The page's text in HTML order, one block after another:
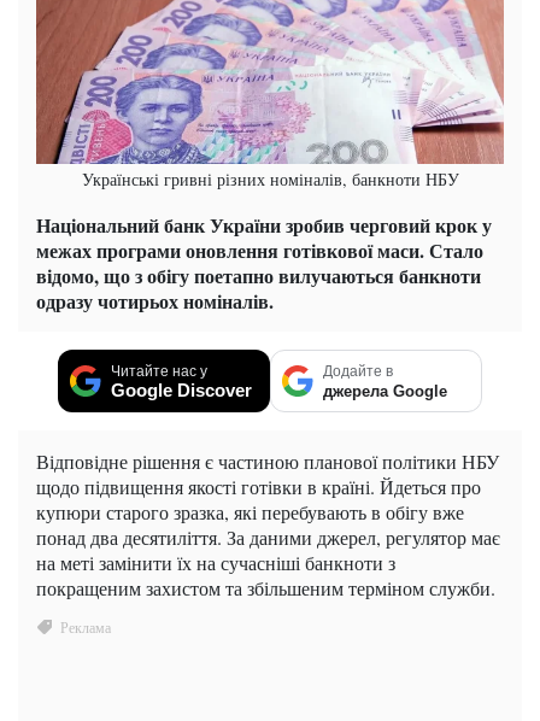
Українські гривні різних номіналів, банкноти НБУ
Національний банк України зробив черговий крок у
межах програми оновлення готівкової маси. Стало
відомо, що з обігу поетапно вилучаються банкноти
одразу чотирьох номіналів.
Читайте нас у
Google Discover
Додайте в
джерела Google
Відповідне рішення є частиною планової політики НБУ
щодо підвищення якості готівки в країні. Йдеться про
купюри старого зразка, які перебувають в обігу вже
понад два десятиліття. За даними джерел, регулятор має
на меті замінити їх на сучасніші банкноти з
покращеним захистом та збільшеним терміном служби.